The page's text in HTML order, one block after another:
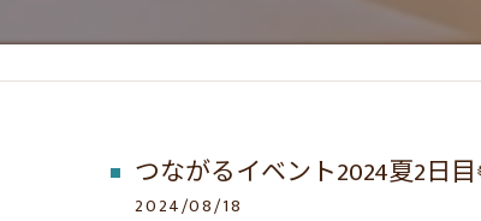
つながるイベント2024夏2日
2024/08/18